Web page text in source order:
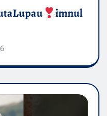
imnul